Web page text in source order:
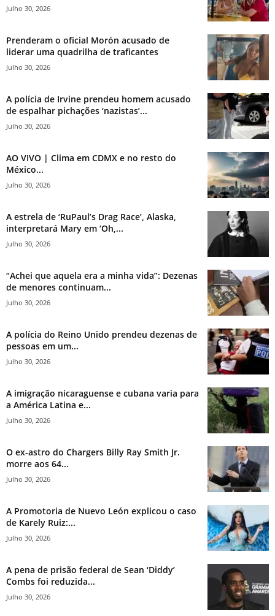
Julho 30, 2026
Prenderam o oficial Morón acusado de
liderar uma quadrilha de traficantes
Julho 30, 2026
A polícia de Irvine prendeu homem acusado
de espalhar pichações ‘nazistas’...
Julho 30, 2026
AO VIVO | Clima em CDMX e no resto do
México...
Julho 30, 2026
A estrela de ‘RuPaul’s Drag Race’, Alaska,
interpretará Mary em ‘Oh,...
Julho 30, 2026
“Achei que aquela era a minha vida”: Dezenas
de menores continuam...
Julho 30, 2026
A polícia do Reino Unido prendeu dezenas de
pessoas em um...
Julho 30, 2026
A imigração nicaraguense e cubana varia para
a América Latina e...
Julho 30, 2026
O ex-astro do Chargers Billy Ray Smith Jr.
morre aos 64...
Julho 30, 2026
A Promotoria de Nuevo León explicou o caso
de Karely Ruiz:...
Julho 30, 2026
A pena de prisão federal de Sean ‘Diddy’
Combs foi reduzida...
Julho 30, 2026